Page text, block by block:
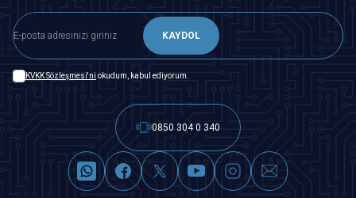
KAYDOL
KVKK Sözleşmesi'ni okudum, kabul ediyorum.
0850 304 0 340